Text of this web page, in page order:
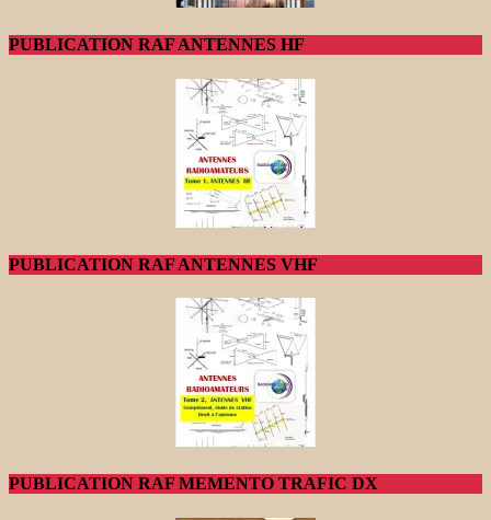
PUBLICATION RAF ANTENNES HF
PUBLICATION RAF ANTENNES VHF
PUBLICATION RAF MEMENTO TRAFIC DX